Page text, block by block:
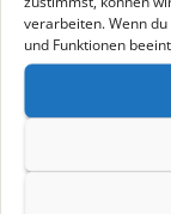
verarbeiten. Wenn
und Funktionen
Artikel